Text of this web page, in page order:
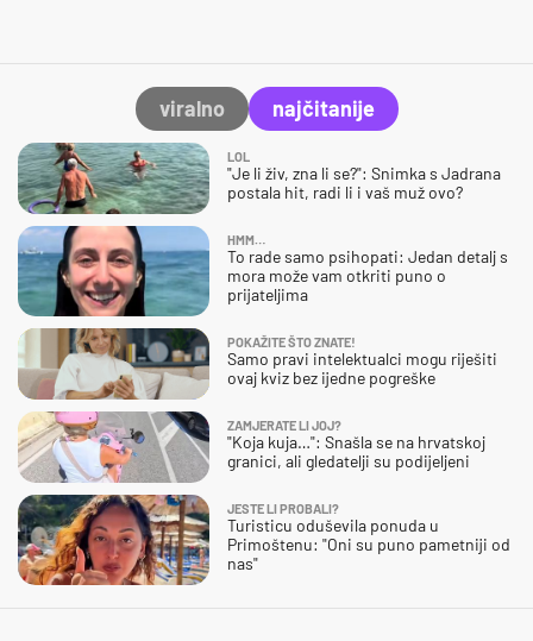
viralno najčitanije
LOL
"Je li živ, zna li se?": Snimka s Jadrana
postala hit, radi li i vaš muž ovo?
HMM…
To rade samo psihopati: Jedan detalj s
mora može vam otkriti puno o
prijateljima
POKAŽITE ŠTO ZNATE!
Samo pravi intelektualci mogu riješiti
ovaj kviz bez ijedne pogreške
ZAMJERATE LI JOJ?
"Koja kuja…": Snašla se na hrvatskoj
granici, ali gledatelji su podijeljeni
JESTE LI PROBALI?
Turisticu oduševila ponuda u
Primoštenu: "Oni su puno pametniji od
nas"